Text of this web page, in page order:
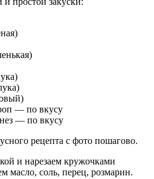
— по вкусу
— по вкусу
рецепта с фото пошагово.
и нарезаем кружочками
масло, соль, перец, розмарин.